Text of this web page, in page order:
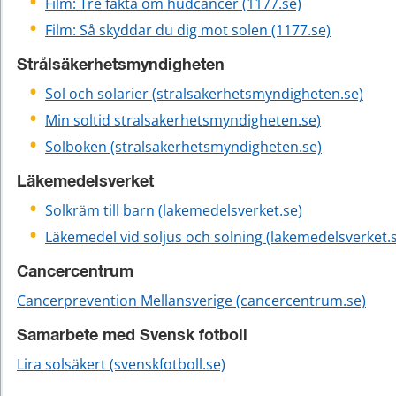
Film: Så skyddar du dig mot solen (1177.se)
Strålsäkerhetsmyndigheten
Sol och solarier (stralsakerhetsmyndigheten.se)
Min soltid stralsakerhetsmyndigheten.se)
Solboken (stralsakerhetsmyndigheten.se)
Läkemedelsverket
Solkräm till barn (lakemedelsverket.se)
Läkemedel vid soljus och solning
Cancercentrum
Cancerprevention Mellansverige (cancercentrum.se)
Samarbete med Svensk fotboll
Lira solsäkert (svenskfotboll.se)